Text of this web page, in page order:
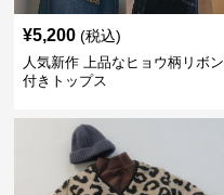
¥5,200 (税込)
人気新作 上品なヒョウ柄リボン
付きトップス